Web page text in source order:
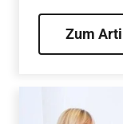
oft selbst
bewältigen
gezielt auf
Zum